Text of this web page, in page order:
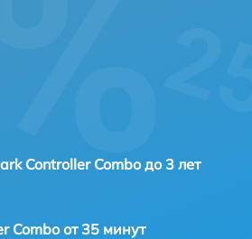
Controller Combo до 3 лет
Combo от 35 минут